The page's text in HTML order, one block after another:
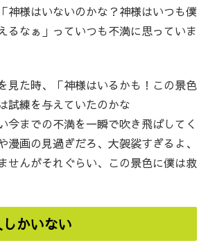
神様はいないのかな？神様はいつも僕
るなぁ」っていつも不満に思っていま
見た時、「神様はいるかも！この景色
試練を与えていたのかな
今までの不満を一瞬で吹き飛ばしてく
漫画の見過ぎだろ、大袈裟すぎるよ、
せんがそれぐらい、この景色に僕は救
かいない